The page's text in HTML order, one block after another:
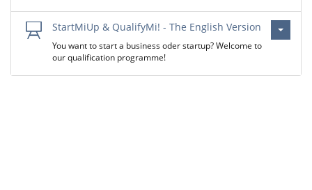
StartMiUp & QualifyMi! - The English Version
You want to start a business oder startup? Welcome to
our qualification programme!